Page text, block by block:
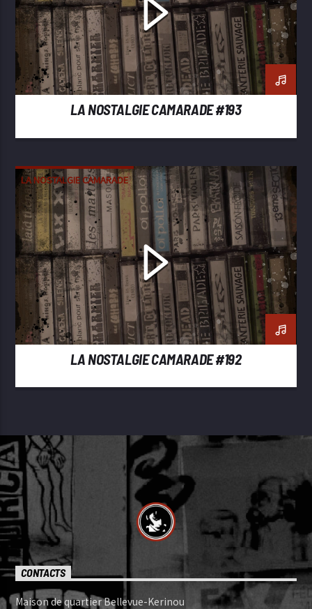
LA NOSTALGIE CAMARADE #193
LA NOSTALGIE CAMARADE
LA NOSTALGIE CAMARADE #192
CONTACTS
Maison de quartier Bellevue-Kerinou